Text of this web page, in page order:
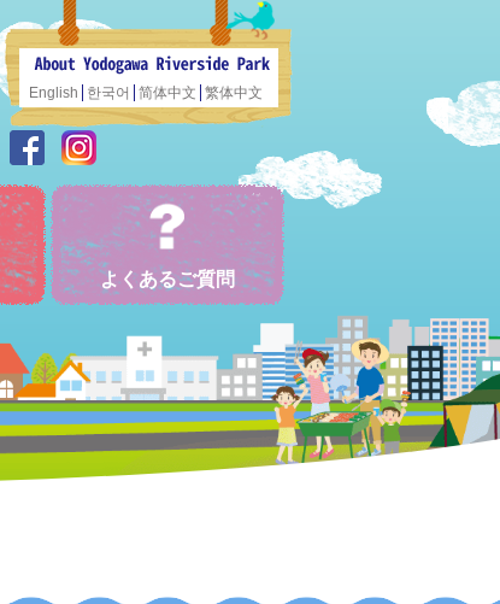
English 한국어 简体中文 繁体中文
よくあるご質問